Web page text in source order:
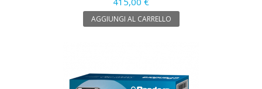
AGGIUNGI AL CARRELLO